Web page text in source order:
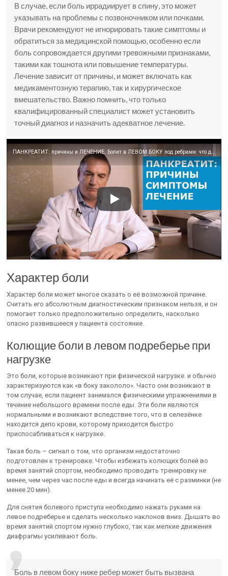
В случае, если боль иррадиирует в спину, это может
указывать на проблемы с позвоночником или почками.
Врачи рекомендуют не игнорировать такие симптомы и
обратиться за медицинской помощью, особенно если
боль сопровождается другими тревожными признаками,
такими как тошнота или повышение температуры.
Лечение зависит от причины, и может включать как
медикаментозную терапию, так и хирургическое
вмешательство. Важно помнить, что только
квалифицированный специалист может установить
точный диагноз и назначить адекватное лечение.
ПАНКРЕАТИТ: причины и ЛЕЧЕНИЕ. Болит в ЛЕВОМ БОКУ под ребрами: что делать. Ответы на вопросы.
Характер боли
Характер боли может многое сказать о её возможной причине.
Считать его абсолютным диагностическим признаком нельзя, и он
помогает только предположительно определить, насколько
опасно развившееся у пациента состояние.
Колющие боли в левом подреберье при
нагрузке
Это боли, которые возникают при физической нагрузке. и обычно
характеризуются как «в боку закололо». Часто они возникают в
том случае, если пациент занимался физическими упражнениями в
течение небольшого времени после еды. Эти боли являются
нормальными и возникают вследствие того, что в селезёнке
находится депо крови, которому приходится быстро
приспосабливаться к нагрузке.
Такая боль – сигнал о том, что организм недостаточно
подготовлен к тренировке. Чтобы избежать колющих болей во
время занятий спортом, необходимо проводить тренировку не
менее, чем через час после еды и всегда начинать её с разминки (не
менее 20 мин).
Для снятия болевого приступа необходимо нажать руками на
левое подреберье и сделать несколько наклонов вниз. Дышать во
время занятий спортом нужно глубоко, так как мелкие движения
диафрагмы усиливают боль.
Боль в левом боку ниже ребер может быть вызвана